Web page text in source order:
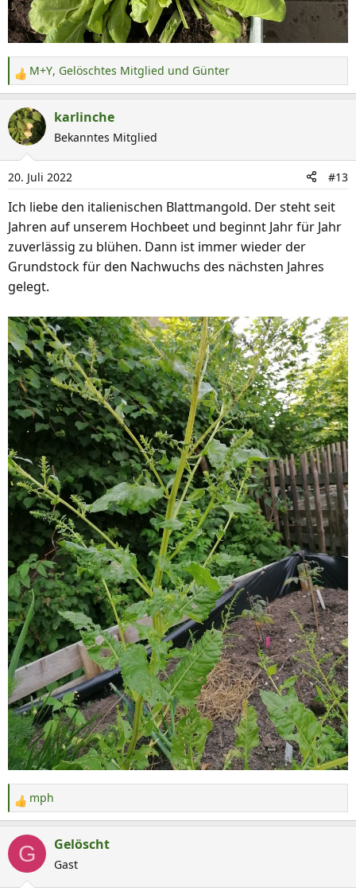
R
e
a
k
t
i
o
n
n
:
M+Y, Gelöschtes Mitglied und Günter
karlinche
Bekanntes Mitglied
20. Juli 2022 #13
Ich liebe den italienischen Blattmangold. Der steht seit
Jahren auf unserem Hochbeet und beginnt Jahr für Jahr
zuverlässig zu blühen. Dann ist immer wieder der
Grundstock für den Nachwuchs des nächsten Jahres
gelegt.
R
e
a
t
mph
G Gelöscht
Gast